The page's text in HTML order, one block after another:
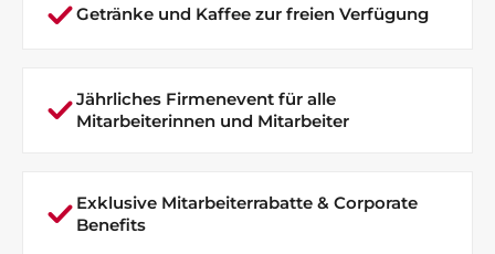
Getränke und Kaffee zur freien Verfügung
Jährliches Firmenevent für alle
Mitarbeiterinnen und Mitarbeiter
Exklusive Mitarbeiterrabatte & Corporate
Benefits